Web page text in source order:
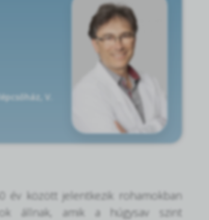
V.
év között jelentkezik rohamokban
állnak, amik a húgysav szint